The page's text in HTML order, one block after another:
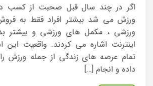
اگر در چند سال قبل صحبت از کسب
ورزش می شد بیشتر افراد فقط به
ورزشی ، مکمل های ورزشی و بیشتر
اینترنت اشاره می کردند. واقعیت این
تمام عرصه های زندگی از جمله ورزش را
داده و انجام […]